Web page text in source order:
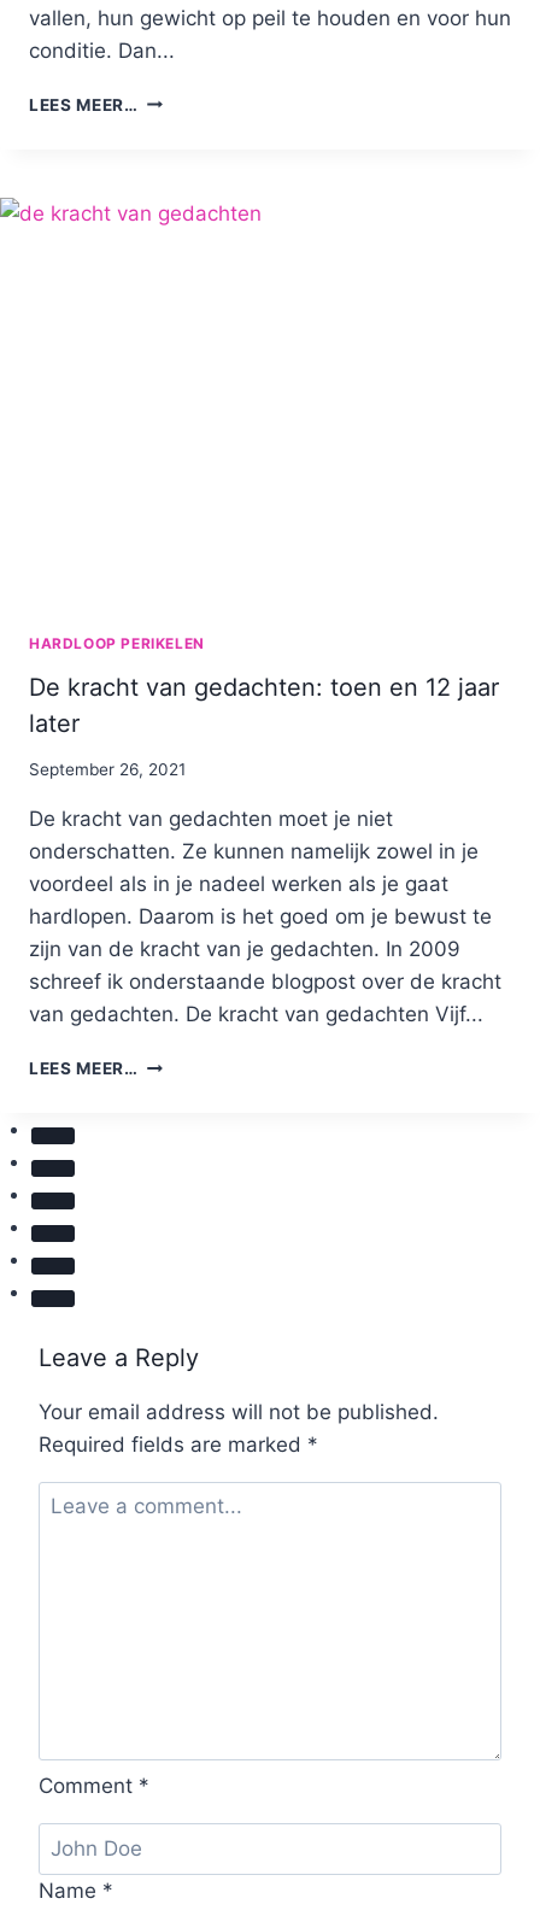
vallen, hun gewicht op peil te houden en voor hun
conditie. Dan...
LEES MEER… HARDLOPEN
VERSUS
GEWOON
HARDLOOP PERIKELEN
De kracht van gedachten: toen en 12 jaar
later
By
September 26, 2021
De kracht van gedachten moet je niet
onderschatten. Ze kunnen namelijk zowel in je
voordeel als in je nadeel werken als je gaat
hardlopen. Daarom is het goed om je bewust te
zijn van de kracht van je gedachten. In 2009
schreef ik onderstaande blogpost over de kracht
van gedachten. De kracht van gedachten Vijf...
LEES MEER… DE
Leave a Reply
Your email address will not be published.
Required fields are marked *
Comment *
Name *